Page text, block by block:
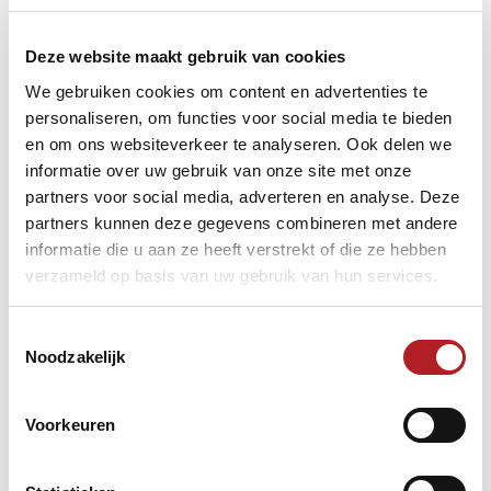
Deze website maakt gebruik van cookies
We gebruiken cookies om content en advertenties te
personaliseren, om functies voor social media te bieden
en om ons websiteverkeer te analyseren. Ook delen we
informatie over uw gebruik van onze site met onze
partners voor social media, adverteren en analyse. Deze
partners kunnen deze gegevens combineren met andere
informatie die u aan ze heeft verstrekt of die ze hebben
verzameld op basis van uw gebruik van hun services.
Noodzakelijk
Voorkeuren
en NK's. (Trainingen beschikbaar voor wedstrijdleider,
toernooileider en scheidsrechter)
KNBB Sectie Driebanden portefeuilles Jeugd, Dames,
organisatie Grand Prix (4 per jaar) en organisatie NK’s
(jeugd, dames, Masters, Excellentklasse, Hoofdklasse,
Bestuurslid Topsport KNBB Vereniging Carambole
(KVC)
Bestuurder PR/Marketing/Communicatie Sectie Pool
Notulist voor Bondsraad
Commentatoren voor online pooluitzendingen
Videomaker voor korte compilatievideo
Verslaggever/verslaggeefster voor poolevents
KNBB
Wedstrijdleiding KNBB Sectie Snooker
Portefeuillehouder Breedtesport KVC